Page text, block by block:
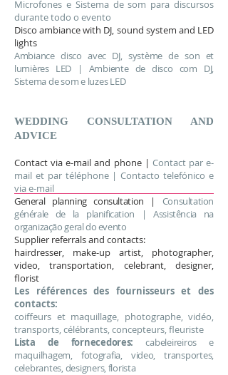
Microfones e Sistema de som para discursos
durante todo o evento
Disco ambiance with DJ, sound system and LED
lights
Ambiance disco avec DJ, système de son et
lumières LED | Ambiente de disco com DJ,
Sistema de som e luzes LED
WEDDING CONSULTATION AND
ADVICE
Contact via e-mail and phone | Contact par e-
mail et par téléphone | Contacto telefónico e
via e-mail
General planning consultation | Consultation
générale de la planification | Assistência na
organização geral do evento
Supplier referrals and contacts:
hairdresser, make-up artist, photographer,
video, transportation, celebrant, designer,
florist
Les références des fournisseurs et des
contacts:
coiffeurs et maquillage, photographe, vidéo,
transports, célébrants, concepteurs, fleuriste
Lista de fornecedores: cabeleireiros e
maquilhagem, fotografia, video, transportes,
celebrantes, designers, florista